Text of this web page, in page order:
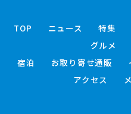
TOP ニュース 特集
グルメ
宿泊
お取り寄せ通販
アクセス